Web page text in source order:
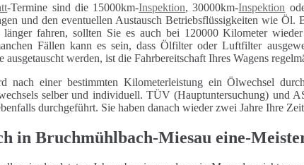
-Termine sind die 15000km-Inspektion, 30000km-Inspektion
und den eventuellen Austausch Betriebsflüssigkeiten wie
länger fahren, sollten Sie es auch bei 120000 Kilometer
Fällen kann es sein, dass Ölfilter oder Luftfilter
ausgetauscht werden, ist die Fahrbereitschaft Ihres Wagens
nach einer bestimmten Kilometerleistung ein Ölwechsel
selber und individuell. TÜV (Hauptuntersuchung) und
durchgeführt. Sie haben danach wieder zwei Jahre Ihre
in Bruchmühlbach-Miesau eine-